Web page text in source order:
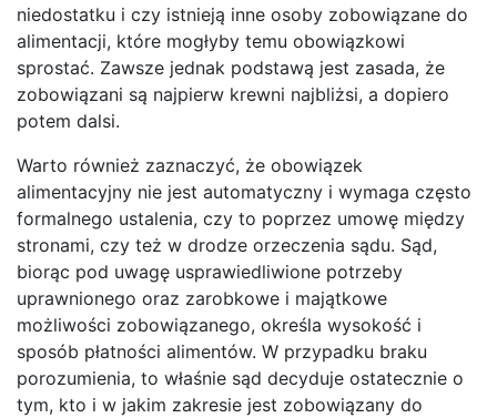
niedostatku i czy istnieją inne osoby zobowiązane do
alimentacji, które mogłyby temu obowiązkowi
sprostać. Zawsze jednak podstawą jest zasada, że
zobowiązani są najpierw krewni najbliżsi, a dopiero
potem dalsi.
Warto również zaznaczyć, że obowiązek
alimentacyjny nie jest automatyczny i wymaga często
formalnego ustalenia, czy to poprzez umowę między
stronami, czy też w drodze orzeczenia sądu. Sąd,
biorąc pod uwagę usprawiedliwione potrzeby
uprawnionego oraz zarobkowe i majątkowe
możliwości zobowiązanego, określa wysokość i
sposób płatności alimentów. W przypadku braku
porozumienia, to właśnie sąd decyduje ostatecznie o
tym, kto i w jakim zakresie jest zobowiązany do